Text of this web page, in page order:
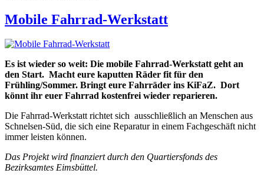
Mobile Fahrrad-Werkstatt
Es ist wieder so weit: Die mobile Fahrrad-Werkstatt geht an
den Start. Macht eure kaputten Räder fit für den
Frühling/Sommer. Bringt eure Fahrräder ins KiFaZ. Dort
könnt ihr euer Fahrrad kostenfrei wieder reparieren.
Die Fahrrad-Werkstatt richtet sich ausschließlich an Menschen aus
Schnelsen-Süd, die sich eine Reparatur in einem Fachgeschäft nicht
immer leisten können.
Das Projekt wird finanziert durch den Quartiersfonds des
Bezirksamtes Eimsbüttel.